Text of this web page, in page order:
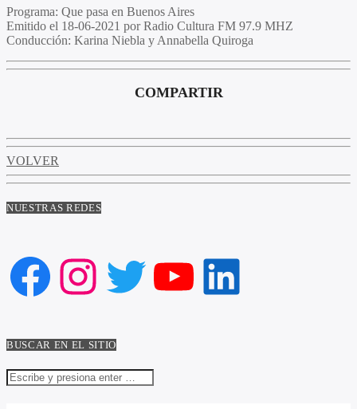
Programa: Que pasa en Buenos Aires
Emitido el 18-06-2021 por Radio Cultura FM 97.9 MHZ
Conducción: Karina Niebla y Annabella Quiroga
COMPARTIR
VOLVER
NUESTRAS REDES
Facebook
Instagram
Twitter
YouTube
LinkedIn
BUSCAR EN EL SITIO